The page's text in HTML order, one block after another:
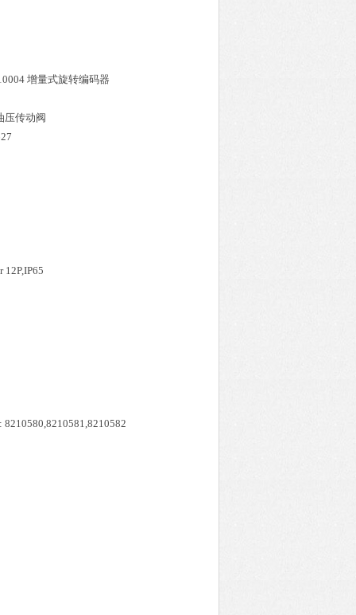
增量式旋转编码器
压传动阀
12P,IP65
8210580,8210581,8210582